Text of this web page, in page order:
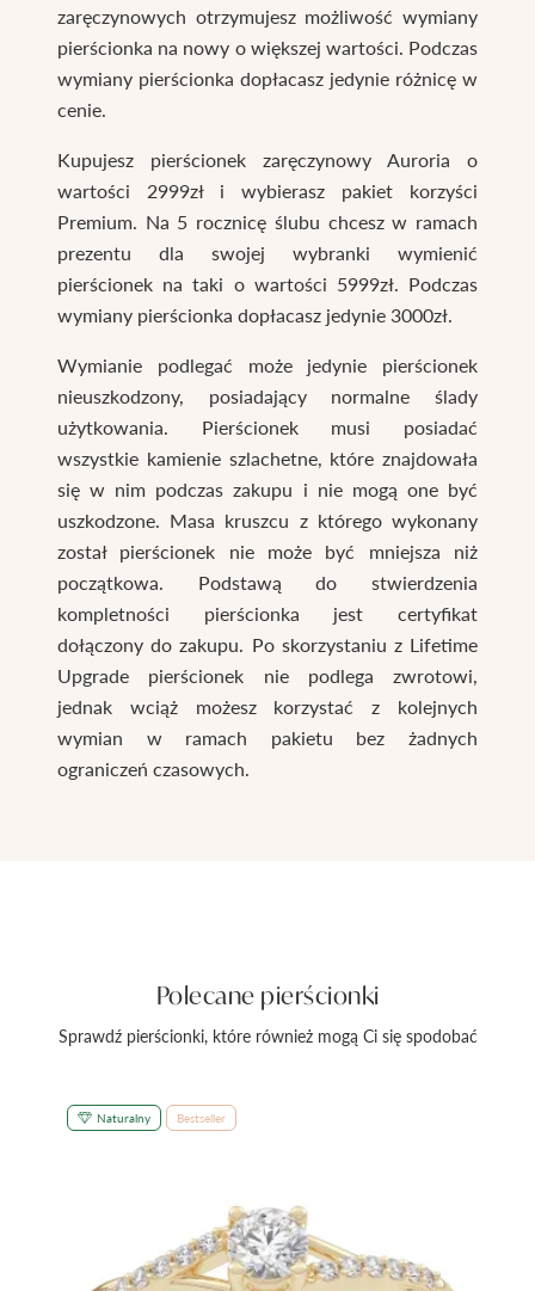
zaręczynowych otrzymujesz możliwość wymiany
pierścionka na nowy o większej wartości. Podczas
wymiany pierścionka dopłacasz jedynie różnicę w
cenie.
Kupujesz pierścionek zaręczynowy Auroria o
wartości 2999zł i wybierasz pakiet korzyści
Premium. Na 5 rocznicę ślubu chcesz w ramach
prezentu dla swojej wybranki wymienić
pierścionek na taki o wartości 5999zł. Podczas
wymiany pierścionka dopłacasz jedynie 3000zł.
Wymianie podlegać może jedynie pierścionek
nieuszkodzony, posiadający normalne ślady
użytkowania. Pierścionek musi posiadać
wszystkie kamienie szlachetne, które znajdowała
się w nim podczas zakupu i nie mogą one być
uszkodzone. Masa kruszcu z którego wykonany
został pierścionek nie może być mniejsza niż
początkowa. Podstawą do stwierdzenia
kompletności pierścionka jest certyfikat
dołączony do zakupu. Po skorzystaniu z Lifetime
Upgrade pierścionek nie podlega zwrotowi,
jednak wciąż możesz korzystać z kolejnych
wymian w ramach pakietu bez żadnych
ograniczeń czasowych.
Polecane pierścionki
Sprawdź pierścionki, które również mogą Ci się spodobać
Naturalny Bestseller